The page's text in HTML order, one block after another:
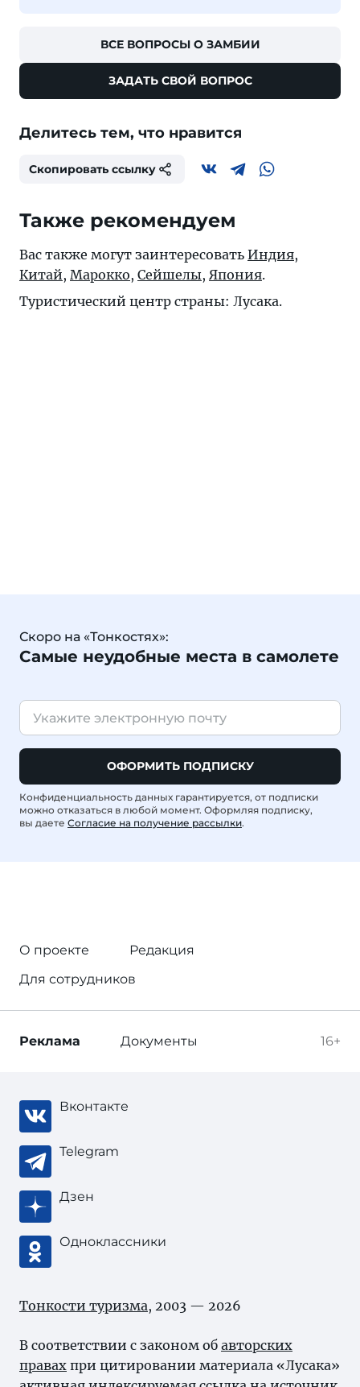
ВСЕ ВОПРОСЫ О ЗАМБИИ
ЗАДАТЬ СВОЙ ВОПРОС
Делитесь тем, что нравится
Скопировать ссылку
Также рекомендуем
Вас также могут заинтересовать Индия,
Китай, Марокко, Сейшелы, Япония.
Туристический центр страны: Лусака.
Скоро на «Тонкостях»:
Самые неудобные места в самолете
ОФОРМИТЬ ПОДПИСКУ
Конфиденциальность данных гарантируется, от подписки
можно отказаться в любой момент. Оформляя подписку,
вы даете Согласие на получение рассылки.
О проекте
Редакция
Для сотрудников
16+
Реклама Документы
Вконтакте
Telegram
Дзен
Одноклассники
Тонкости туризма, 2003 — 2026
В соответствии с законом об авторских
правах при цитировании материала «Лусака»